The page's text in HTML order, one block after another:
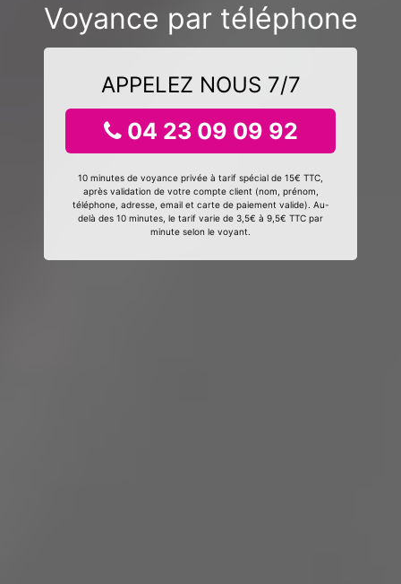
Voyance par téléphone
APPELEZ NOUS 7/7
04 23 09 09 92
10 minutes de voyance privée à tarif spécial de 15€ TTC,
après validation de votre compte client (nom, prénom,
téléphone, adresse, email et carte de paiement valide). Au-
delà des 10 minutes, le tarif varie de 3,5€ à 9,5€ TTC par
minute selon le voyant.